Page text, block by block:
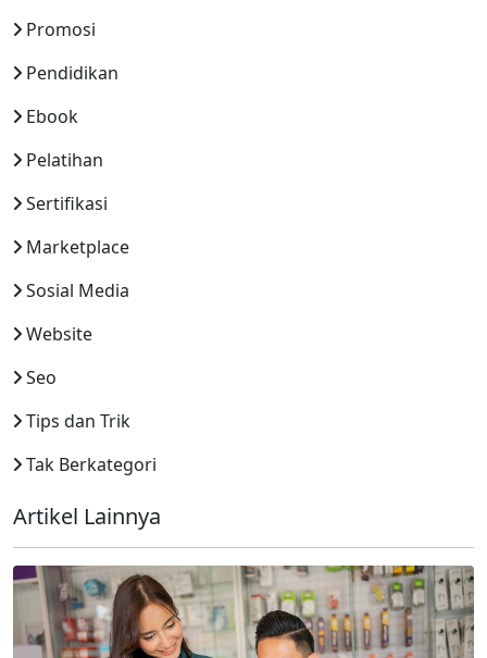
Promosi
Pendidikan
Ebook
Pelatihan
Sertifikasi
Marketplace
Sosial Media
Website
Seo
Tips dan Trik
Tak Berkategori
Artikel Lainnya